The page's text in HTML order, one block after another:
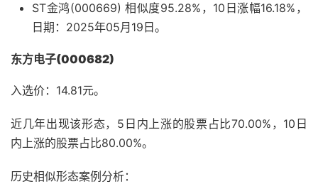
ST金鸿(000669) 相似度95.28%，10日涨幅16.18%，
日期：2025年05月19日。
东方电子(000682)
入选价：14.81元。
近几年出现该形态，5日内上涨的股票占比70.00%，10日
内上涨的股票占比80.00%。
历史相似形态案例分析：